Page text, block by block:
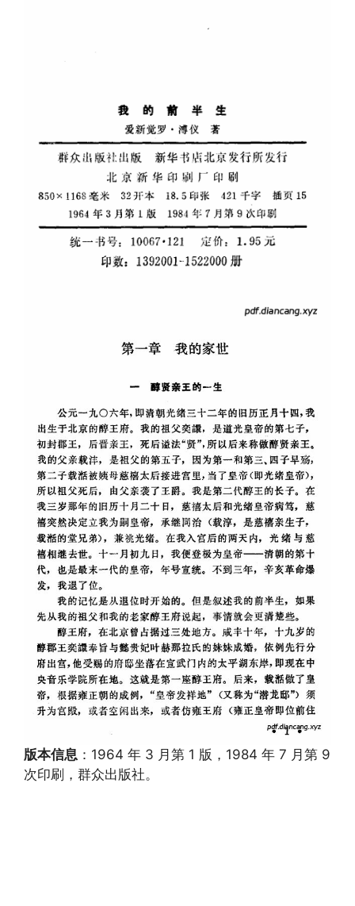
版本信息 ：1964 年 3 月第 1 版，1984 年 7 月第 9
次印刷，群众出版社。